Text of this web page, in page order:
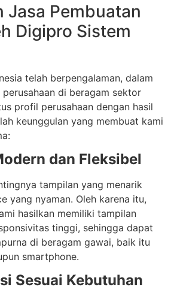
Jasa Pembuatan
Digipro Sistem
telah berpengalaman, dalam
di beragam sektor
profil perusahaan dengan hasil
keunggulan yang membuat kami
dan Fleksibel
tampilan yang menarik
yang nyaman. Oleh karena itu,
hasilkan memiliki tampilan
tinggi, sehingga dapat
di beragam gawai, baik itu
smartphone.
Sesuai Kebutuhan